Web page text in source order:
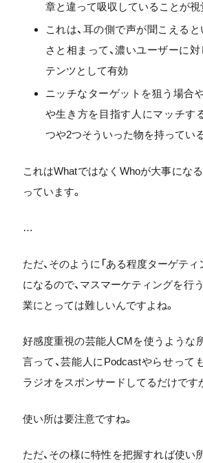
章と違って吸収していることが視
これは、耳の側で声が聞こえる
さと相まって、濃いユーザーに
テンツとして有効
ニッチなターゲットを狙う場合
や生き方を目指す人にマッチす
つや2つそういった物を持ってい
これはWhatではなくWhoが大事にな
っています。
…
ただ、そのように「ある程度ターゲティ
になるので、マスマーケティングを行
業にとっては難しいんですよね。
好感度重視の芸能人CMを使うような
言って、芸能人にPodcastやらせって
ラジオをスポンサードしてるだけです
使い所は要注意ですね。
ただ、その様に特性を把握すれば使い